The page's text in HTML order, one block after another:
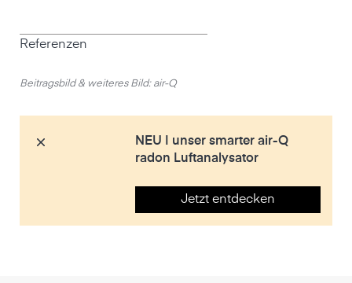
Referenzen
Beitragsbild & weiteres Bild: air-Q
NEU | unser smarter air-Q
radon Luftanalysator
Jetzt entdecken